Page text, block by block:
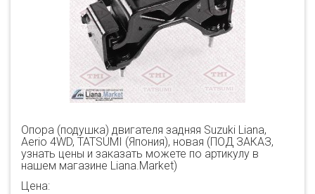
Опора (подушка) двигателя задняя Suzuki Liana,
Aerio 4WD, TATSUMI (Япония), новая (ПОД ЗАКАЗ,
узнать цены и заказать можете по артикулу в
нашем магазине Liana.Market)
Цена: